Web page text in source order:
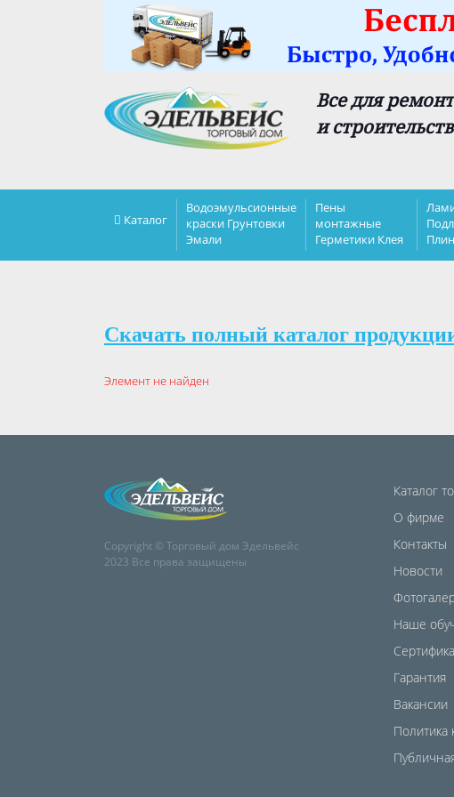
Все для
и
Каталог
Водоэмульсионные
краски Грунтовки
Эмали
Пены
монтажные
Герметики Клея
Скачать полный каталог
Элемент не найден
Copyright © Торговый дом Эдельвейс
2023 Все права защищены
Каталог
О фирме
Контакты
Новости
Наше
Гарантия
Вакансии
Политика